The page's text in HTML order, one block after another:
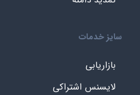
سایز خدمات
بازاریابی
لایسنس اشتراکی